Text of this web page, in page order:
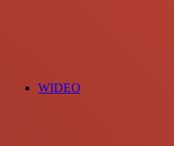
WIDEO